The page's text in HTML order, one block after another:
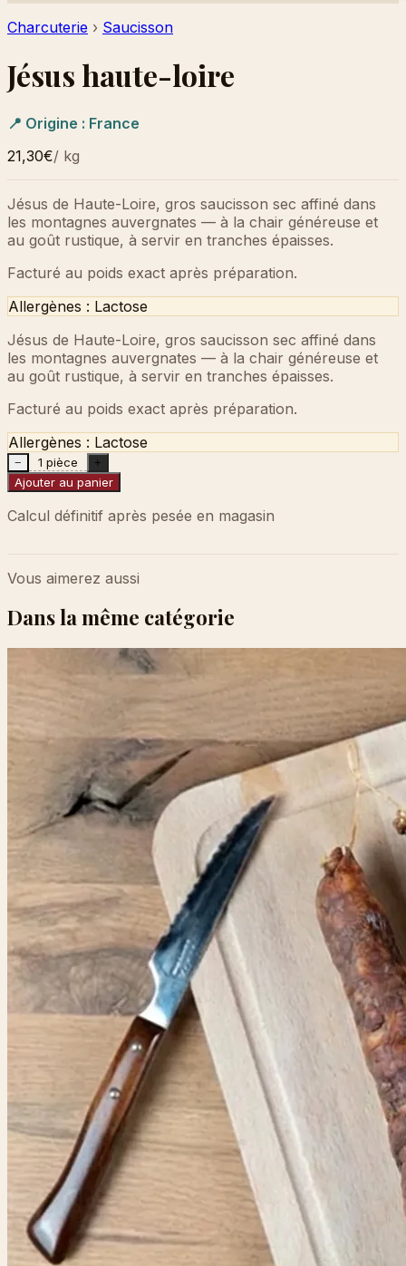
Charcuterie › Saucisson
Jésus haute-loire
📍 Origine : France
21,30€/ kg
Jésus de Haute-Loire, gros saucisson sec affiné dans
les montagnes auvergnates — à la chair généreuse et
au goût rustique, à servir en tranches épaisses.
Facturé au poids exact après préparation.
Allergènes : Lactose
Jésus de Haute-Loire, gros saucisson sec affiné dans
les montagnes auvergnates — à la chair généreuse et
au goût rustique, à servir en tranches épaisses.
Facturé au poids exact après préparation.
Allergènes : Lactose
− 1 pièce +
Ajouter au panier
Calcul définitif après pesée en magasin
Vous aimerez aussi
Dans la même catégorie